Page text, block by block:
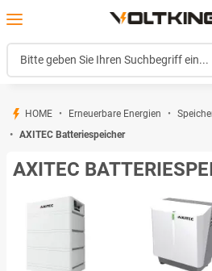
HOME Erneuerbare Energien
AXITEC Batteriespeicher
AXITEC